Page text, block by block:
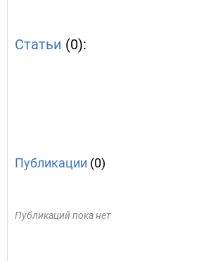
Статьи (0):
Публикации (0)
Публикаций пока нет